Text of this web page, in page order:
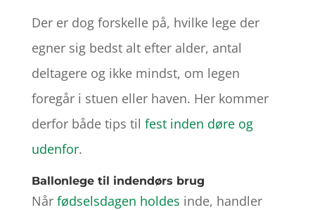
Der er dog forskelle på, hvilke lege der
egner sig bedst alt efter alder, antal
deltagere og ikke mindst, om legen
foregår i stuen eller haven. Her kommer
derfor både tips til fest inden døre og
udenfor.
Ballonlege til indendørs brug
Når fødselsdagen holdes inde, handler